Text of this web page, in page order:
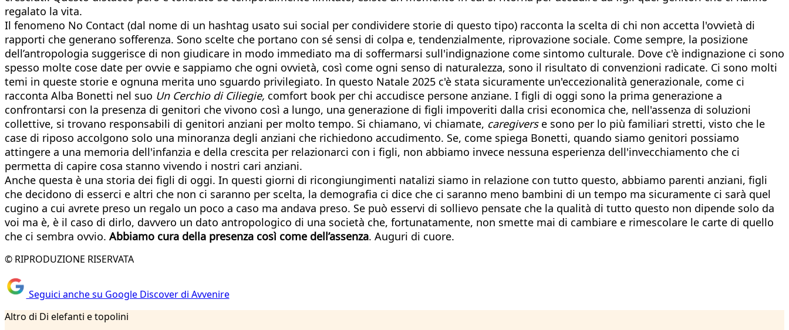
regalato la vita.
Il fenomeno No Contact (dal nome di un hashtag usato sui social per condividere storie di questo tipo) racconta la scelta di chi non accetta l'ovvietà di
rapporti che generano sofferenza. Sono scelte che portano con sé sensi di colpa e, tendenzialmente, riprovazione sociale. Come sempre, la posizione
dell’antropologia suggerisce di non giudicare in modo immediato ma di soffermarsi sull'indignazione come sintomo culturale. Dove c'è indignazione ci sono
spesso molte cose date per ovvie e sappiamo che ogni ovvietà, così come ogni senso di naturalezza, sono il risultato di convenzioni radicate. Ci sono molti
temi in queste storie e ognuna merita uno sguardo privilegiato. In questo Natale 2025 c'è stata sicuramente un'eccezionalità generazionale, come ci
racconta Alba Bonetti nel suo Un Cerchio di Ciliegie, comfort book per chi accudisce persone anziane. I figli di oggi sono la prima generazione a
confrontarsi con la presenza di genitori che vivono così a lungo, una generazione di figli impoveriti dalla crisi economica che, nell'assenza di soluzioni
collettive, si trovano responsabili di genitori anziani per molto tempo. Si chiamano, vi chiamate, caregiverse sono per lo più familiari stretti, visto che le
case di riposo accolgono solo una minoranza degli anziani che richiedono accudimento. Se, come spiega Bonetti, quando siamo genitori possiamo
attingere a una memoria dell'infanzia e della crescita per relazionarci con i figli, non abbiamo invece nessuna esperienza dell'invecchiamento che ci
permetta di capire cosa stanno vivendo i nostri cari anziani.
Anche questa è una storia dei figli di oggi. In questi giorni di ricongiungimenti natalizi siamo in relazione con tutto questo, abbiamo parenti anziani, figli
che decidono di esserci e altri che non ci saranno per scelta, la demografia ci dice che ci saranno meno bambini di un tempo ma sicuramente ci sarà quel
cugino a cui avrete preso un regalo un poco a caso ma andava preso. Se può esservi di sollievo pensate che la qualità di tutto questo non dipende solo da
voi ma è, è il caso di dirlo, davvero un dato antropologico di una società che, fortunatamente, non smette mai di cambiare e rimescolare le carte di quello
che ci sembra ovvio. Abbiamo cura della presenza così come dell’assenza. Auguri di cuore.
© RIPRODUZIONE RISERVATA
Seguici anche su Google Discover di Avvenire
Altro di Di elefanti e topolini